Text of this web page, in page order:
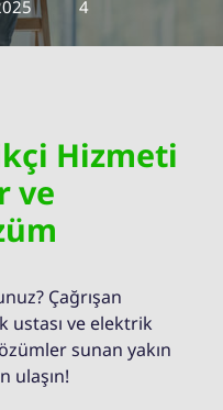
4
Hizmeti
ve
Çağrışan
ustası ve elektrik
sunan yakın
ulaşın!